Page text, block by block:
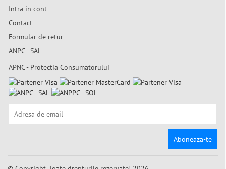
Intra in cont
Contact
Formular de retur
ANPC - SAL
APNC - Protectia Consumatorului
Aboneaza-te